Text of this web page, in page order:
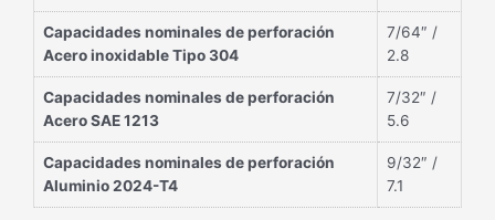
Capacidades nominales de perforación
Acero inoxidable Tipo 304
7/64″ /
2.8
Capacidades nominales de perforación
Acero SAE 1213
7/32″ /
5.6
Capacidades nominales de perforación
Aluminio 2024-T4
9/32″ /
7.1